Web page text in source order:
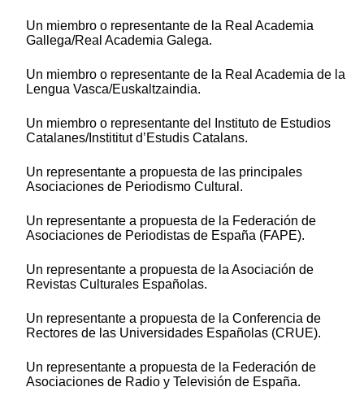
Un miembro o representante de la Real Academia
Gallega/Real Academia Galega.
Un miembro o representante de la Real Academia de la
Lengua Vasca/Euskaltzaindia.
Un miembro o representante del Instituto de Estudios
Catalanes/Instititut d’Estudis Catalans.
Un representante a propuesta de las principales
Asociaciones de Periodismo Cultural.
Un representante a propuesta de la Federación de
Asociaciones de Periodistas de España (FAPE).
Un representante a propuesta de la Asociación de
Revistas Culturales Españolas.
Un representante a propuesta de la Conferencia de
Rectores de las Universidades Españolas (CRUE).
Un representante a propuesta de la Federación de
Asociaciones de Radio y Televisión de España.